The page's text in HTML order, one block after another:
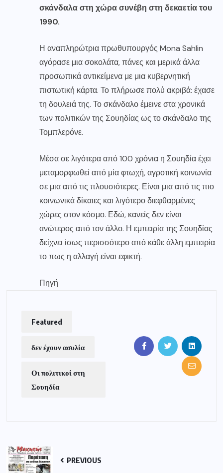
σκάνδαλα στη χώρα συνέβη στη δεκαετία του
1990.
Η αναπληρώτρια πρωθυπουργός Mona Sahlin
αγόρασε μια σοκολάτα, πάνες και μερικά άλλα
προσωπικά αντικείμενα με μια κυβερνητική
πιστωτική κάρτα. Το πλήρωσε πολύ ακριβά: έχασε
τη δουλειά της. Το σκάνδαλο έμεινε στα χρονικά
των πολιτικών της Σουηδίας ως το σκάνδαλο της
Τομπλερόνε.
Μέσα σε λιγότερα από 100 χρόνια η Σουηδία έχει
μεταμορφωθεί από μία φτωχή, αγροτική κοινωνία
σε μια από τις πλουσιότερες. Είναι μια από τις πιο
κοινωνικά δίκαιες και λιγότερο διεφθαρμένες
χώρες στον κόσμο. Εδώ, κανείς δεν είναι
ανώτερος από τον άλλο. Η εμπειρία της Σουηδίας
δείχνει ίσως περισσότερο από κάθε άλλη εμπειρία
το πως η αλλαγή είναι εφικτή.
Πηγή
Featured
δεν έχουν ασυλία
Οι πολιτικοί στη
Σουηδία
PREVIOUS